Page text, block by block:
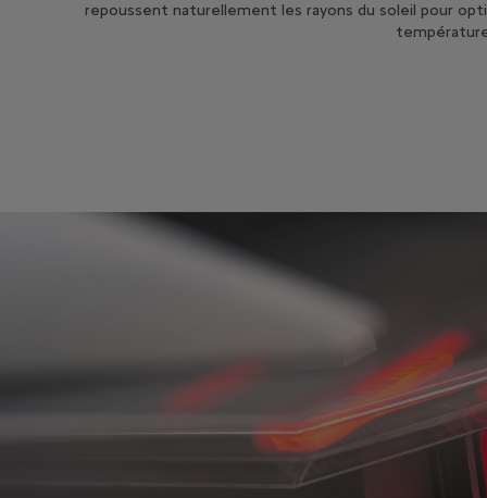
repoussent naturellement les rayons du soleil pour